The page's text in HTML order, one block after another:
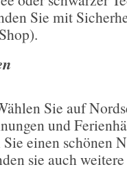
Sie mit
Sie auf
und
einen schönen
sie auch